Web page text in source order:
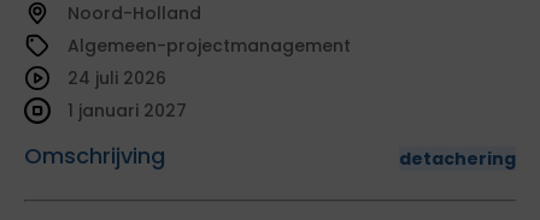
Noord-Holland
Algemeen-projectmanagement
Omschrijving detachering
24 juli 2026
1 januari 2027